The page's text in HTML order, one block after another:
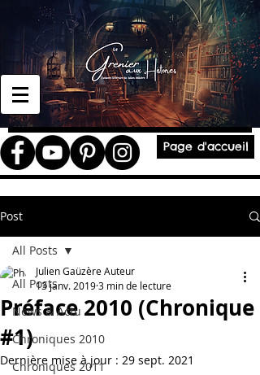
Page d'accueil
Post
All Posts
News & Actu
Chroniques 2010
Chroniques 2011
All Posts
Préface 2010 (Chronique
#1)
Julien Gaüzère Auteur
13 janv. 20193 min de lecture
Dernière mise à jour : 29 sept. 2021